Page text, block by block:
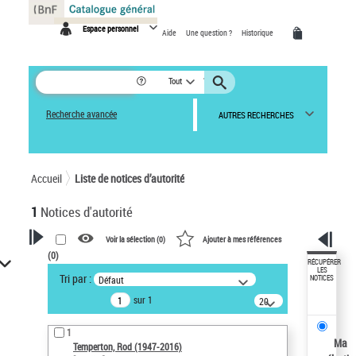
Espace personnel Aide Une question ? Historique
Tout
Recherche avancée AUTRES RECHERCHES
Accueil Liste de notices d’autorité
1 Notices d'autorité
VOTRE RECHERCHE
Recherche avancée dans les
notices d’autorité
Œuvres liées à l'auteur :
Temperton, Rod (1947-2016)
Voir la sélection (0) Ajouter à mes références
(0)
Tri par : Défaut
sur 1
20
résultats/page
1
Temperton, Rod (1947-2016)
RÉCUPÉRER
LES
NOTICES
Ma
Panneau de gestion des cookies